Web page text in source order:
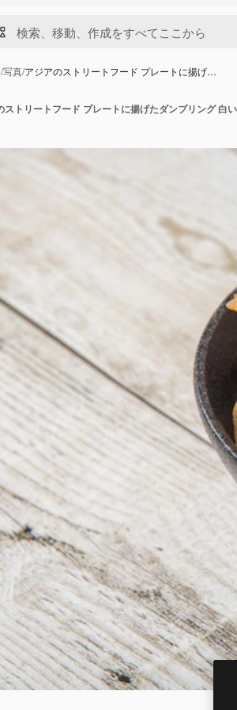
/写真/アジアのストリートフード プレートに揚げ…